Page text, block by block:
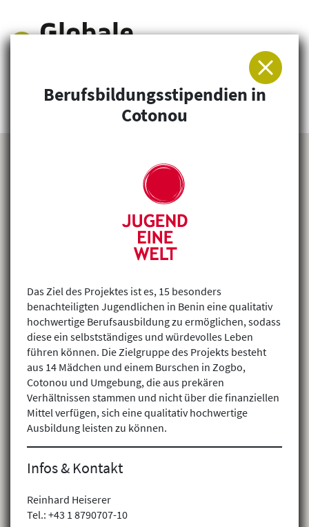
Arbeitsgemeinschaft für Entwicklung und
Berufsbildungsstipendien in
Cotonou
Das Ziel des Projektes ist es, 15 besonders
benachteiligten Jugendlichen in Benin eine qualitativ
hochwertige Berufsausbildung zu ermöglichen, sodass
diese ein selbstständiges und würdevolles Leben
führen können. Die Zielgruppe des Projekts besteht
aus 14 Mädchen und einem Burschen in Zogbo,
Cotonou und Umgebung, die aus prekären
Verhältnissen stammen und nicht über die finanziellen
Mittel verfügen, sich eine qualitativ hochwertige
Ausbildung leisten zu können.
Infos & Kontakt
Reinhard Heiserer
Tel.: +43 1 8790707-10